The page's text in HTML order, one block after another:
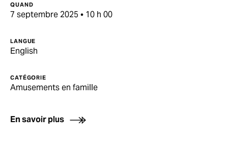
QUAND
7 septembre 2025 • 10 h 00
LANGUE
English
CATÉGORIE
Amusements en famille
En savoir plus